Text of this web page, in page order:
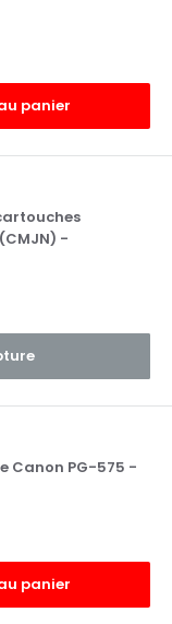
panier
-
Canon PG-575 -
panier